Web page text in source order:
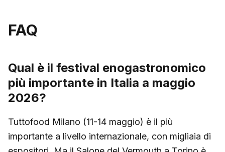
FAQ
Qual è il festival enogastronomico
più importante in Italia a maggio
2026?
Tuttofood Milano (11-14 maggio) è il più
importante a livello internazionale, con migliaia di